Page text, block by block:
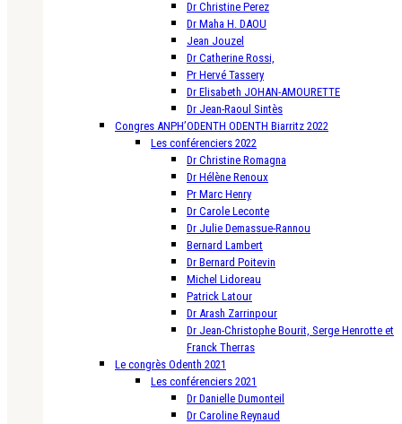
Dr Christine Perez
Dr Maha H. DAOU
Jean Jouzel
Dr Catherine Rossi,
Pr Hervé Tassery
Dr Elisabeth JOHAN-AMOURETTE
Dr Jean-Raoul Sintès
Congres ANPH’ODENTH ODENTH Biarritz 2022
Les conférenciers 2022
Dr Christine Romagna
Dr Hélène Renoux
Pr Marc Henry
Dr Carole Leconte
Dr Julie Demassue-Rannou
Bernard Lambert
Dr Bernard Poitevin
Michel Lidoreau
Patrick Latour
Dr Arash Zarrinpour
Dr Jean-Christophe Bourit, Serge Henrotte et
Franck Therras
Le congrès Odenth 2021
Les conférenciers 2021
Dr Danielle Dumonteil
Dr Caroline Reynaud